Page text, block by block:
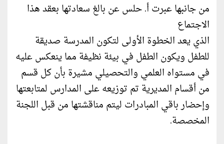
من جانبها عبرت أ. حلس عن بالغ سعادتها بعقد هذا
الاجتماع
الذي يعد الخطوة الأولى لتكون المدرسة صديقة
للطفل ويكون الطفل في بيئة نظيفة مما ينعكس عليه
في مستواه العلمي والتحصيلي مشيرة بأن كل قسم
من أقسام المديرية تم توزيعه على المدارس لمتابعتها
وإحضار باقي المبادرات ليتم مناقشتها من قبل اللجنة
المخصصة.